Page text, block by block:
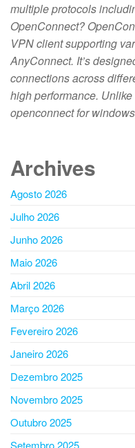
multiple protocols
OpenConnect?
VPN client supporting
AnyConnect. It’s
connections across
high performance.
openconnect for
Archives
Agosto 2026
Julho 2026
Junho 2026
Maio 2026
Abril 2026
Março 2026
Fevereiro 2026
Janeiro 2026
Dezembro 2025
Novembro 2025
Outubro 2025
Setembro 2025